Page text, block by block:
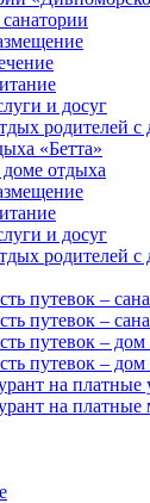
и досуг
родителей с
«Бетта»
отдыха
и досуг
родителей с
путевок –
путевок –
путевок – дом
путевок – дом
на платные
на платные